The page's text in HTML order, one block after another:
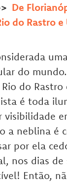
De
do Rastro e
do
do
é toda
visibilidade
a neblina é
por ela
nos dias
Então,